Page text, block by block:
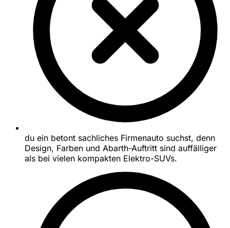
du ein betont sachliches Firmenauto suchst, denn
Design, Farben und Abarth-Auftritt sind auffälliger
als bei vielen kompakten Elektro-SUVs.